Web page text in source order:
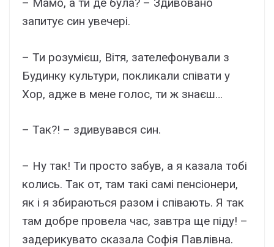
– Мамо, а ти де була? – Здивовано
запитує син увечері.
– Ти розумієш, Вітя, зателефонували з
Будинку культури, покликали співати у
Хор, адже в мене голос, ти ж знаєш…
– Так?! – здивувався син.
– Ну так! Ти просто забув, а я казала тобі
колись. Так от, там такі самі пенсіонери,
як і я збираються разом і співають. Я так
там добре провела час, завтра ще піду! –
задерикувато сказала Софія Павлівна.